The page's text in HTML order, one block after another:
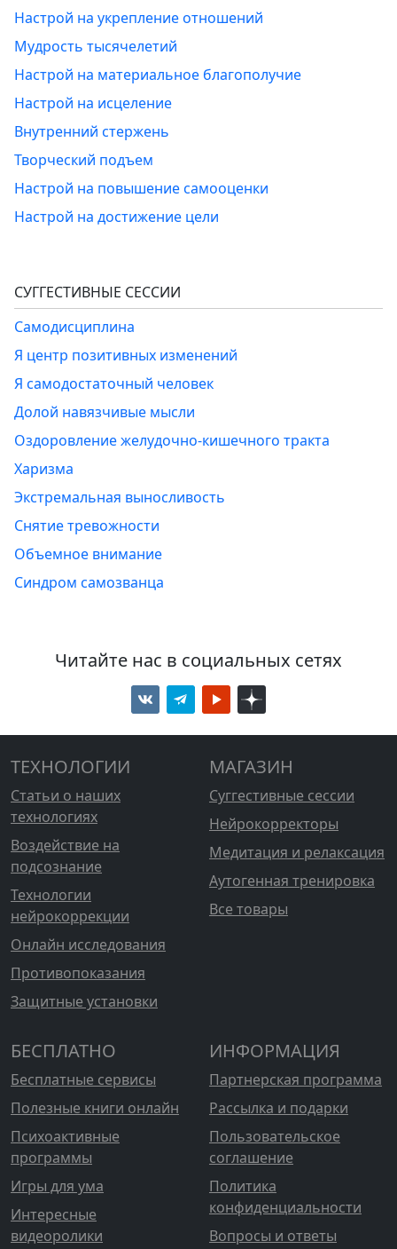
Настрой на укрепление отношений
Мудрость тысячелетий
Настрой на материальное благополучие
Настрой на исцеление
Внутренний стержень
Творческий подъем
Настрой на повышение самооценки
Настрой на достижение цели
СУГГЕСТИВНЫЕ СЕССИИ
Самодисциплина
Я центр позитивных изменений
Я самодостаточный человек
Долой навязчивые мысли
Оздоровление желудочно-кишечного тракта
Харизма
Экстремальная выносливость
Снятие тревожности
Объемное внимание
Синдром самозванца
Читайте нас в социальных сетях
ТЕХНОЛОГИИ
Статьи о наших
технологиях
Воздействие на
подсознание
Технологии
нейрокоррекции
Онлайн исследования
Противопоказания
Защитные установки
МАГАЗИН
Суггестивные сессии
Нейрокорректоры
Медитация и релаксация
Аутогенная тренировка
Все товары
БЕСПЛАТНО
Бесплатные сервисы
Полезные книги онлайн
Психоактивные
программы
Игры для ума
Интересные
видеоролики
ИНФОРМАЦИЯ
Партнерская программа
Рассылка и подарки
Пользовательское
соглашение
Политика
конфиденциальности
Вопросы и ответы